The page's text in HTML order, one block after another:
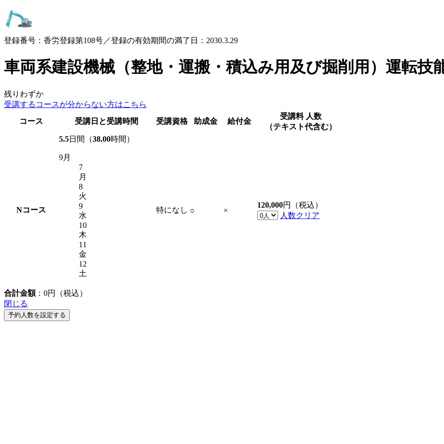
登録番号：香労登録第108号／登録の有効期間の満了日：2030.3.29
車両系建設機械（整地・運搬・積込み用及び掘削用）運転技
残りわずか
受講するコースが分からない方はこちら
コース
受講日と受講時間 受講資格 助成金 給付金
受講料 人数
（テキスト代含む）
Nコース
5.5日間（38.00時間）
9月
7
月
8
火
9
水
10
木
11
金
12
土
特になし ○ ×
120,000円（税込）
人数クリア
合計金額： 0円（税込）
閉じる
予約人数を設定する